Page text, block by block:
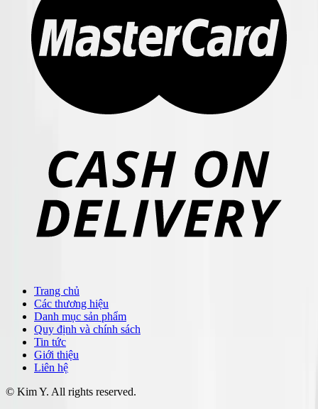
Trang chủ
Các thương hiệu
Danh mục sản phẩm
Quy định và chính sách
Tin tức
Giới thiệu
Liên hệ
© Kim Y. All rights reserved.